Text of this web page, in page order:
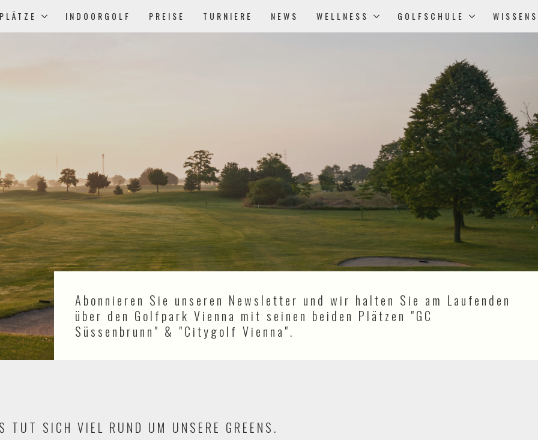
PLÄTZE INDOORGOLF PREISE TURNIERE NEWS WELLNESS GOLFSCHULE
Abonnieren Sie unseren Newsletter und wir halten Sie am Laufenden
über den Golfpark Vienna mit seinen beiden Plätzen "GC
Süssenbrunn" & "Citygolf Vienna".
TUT SICH VIEL RUND UM UNSERE GREENS.